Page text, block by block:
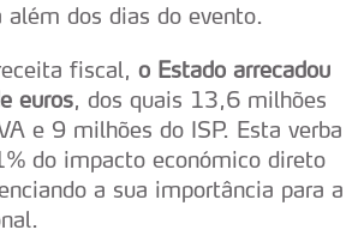
além dos dias do evento.
fiscal, o Estado arrecadou
euros, dos quais 13,6 milhões
e 9 milhões do ISP. Esta verba
do impacto económico direto
a sua importância para a